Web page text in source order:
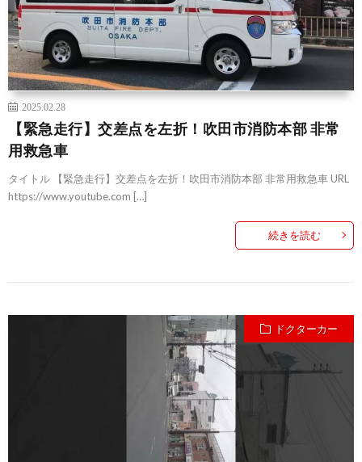
2025.02.28
【緊急走行】交差点を左折！吹田市消防本部 非常
用救急車
タイトル 【緊急走行】交差点を左折！吹田市消防本部 非常用救急車 URL
https://www.youtube.com […]
続きを読む
ドクターカー